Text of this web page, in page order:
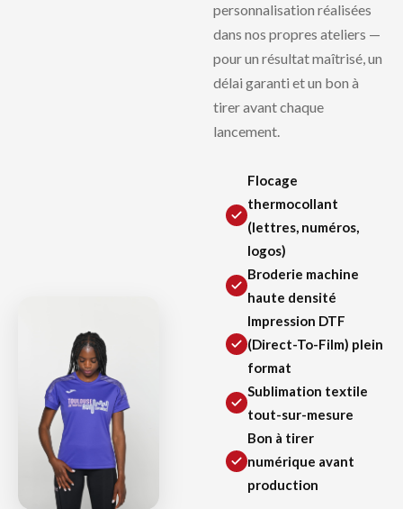
personnalisation réalisées
dans nos propres ateliers —
pour un résultat maîtrisé, un
délai garanti et un bon à
tirer avant chaque
lancement.
Flocage
thermocollant
(lettres, numéros,
logos)
Broderie machine
haute densité
Impression DTF
(Direct-To-Film) plein
format
Sublimation textile
tout-sur-mesure
Bon à tirer
numérique avant
production